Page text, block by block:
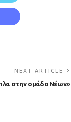
NEXT ARTICLE
στην ομάδα Νέων»